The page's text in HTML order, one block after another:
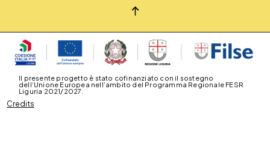
Il presente progetto è stato cofinanziato con il sostegno
dell’Unione Europea nell’ambito del Programma Regionale FESR
Liguria 2021/2027.
Credits